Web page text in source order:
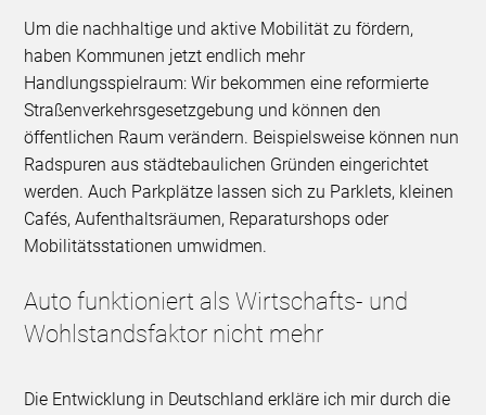
Um die nachhaltige und aktive Mobilität zu fördern,
haben Kommunen jetzt endlich mehr
Handlungsspielraum: Wir bekommen eine reformierte
Straßenverkehrsgesetzgebung und können den
öffentlichen Raum verändern. Beispielsweise können nun
Radspuren aus städtebaulichen Gründen eingerichtet
werden. Auch Parkplätze lassen sich zu Parklets, kleinen
Cafés, Aufenthaltsräumen, Reparaturshops oder
Mobilitätsstationen umwidmen.
Auto funktioniert als Wirtschafts- und
Wohlstandsfaktor nicht mehr
Die Entwicklung in Deutschland erkläre ich mir durch die